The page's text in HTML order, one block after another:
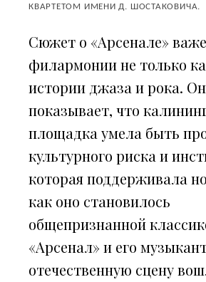
КВАРТЕТОМ ИМЕНИ Д. ШОСТАКОВИЧА.
Сюжет о «Арсенале»
филармонии не только
истории джаза и рока. Он
показывает, что
площадка умела быть
культурного риска и
которая поддерживала
как оно становилось
общепризнанной
«Арсенал» и его
отечественную сцену